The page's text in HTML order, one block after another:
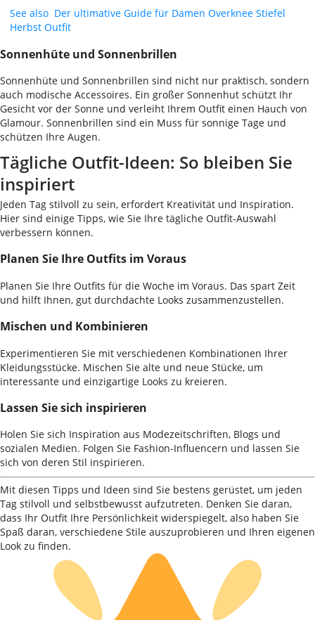
See also Der ultimative Guide für Damen Overknee Stiefel
Herbst Outfit
Sonnenhüte und Sonnenbrillen
Sonnenhüte und Sonnenbrillen sind nicht nur praktisch, sondern
auch modische Accessoires. Ein großer Sonnenhut schützt Ihr
Gesicht vor der Sonne und verleiht Ihrem Outfit einen Hauch von
Glamour. Sonnenbrillen sind ein Muss für sonnige Tage und
schützen Ihre Augen.
Tägliche Outfit-Ideen: So bleiben Sie
inspiriert
Jeden Tag stilvoll zu sein, erfordert Kreativität und Inspiration.
Hier sind einige Tipps, wie Sie Ihre tägliche Outfit-Auswahl
verbessern können.
Planen Sie Ihre Outfits im Voraus
Planen Sie Ihre Outfits für die Woche im Voraus. Das spart Zeit
und hilft Ihnen, gut durchdachte Looks zusammenzustellen.
Mischen und Kombinieren
Experimentieren Sie mit verschiedenen Kombinationen Ihrer
Kleidungsstücke. Mischen Sie alte und neue Stücke, um
interessante und einzigartige Looks zu kreieren.
Lassen Sie sich inspirieren
Holen Sie sich Inspiration aus Modezeitschriften, Blogs und
sozialen Medien. Folgen Sie Fashion-Influencern und lassen Sie
sich von deren Stil inspirieren.
Mit diesen Tipps und Ideen sind Sie bestens gerüstet, um jeden
Tag stilvoll und selbstbewusst aufzutreten. Denken Sie daran,
dass Ihr Outfit Ihre Persönlichkeit widerspiegelt, also haben Sie
Spaß daran, verschiedene Stile auszuprobieren und Ihren eigenen
Look zu finden.